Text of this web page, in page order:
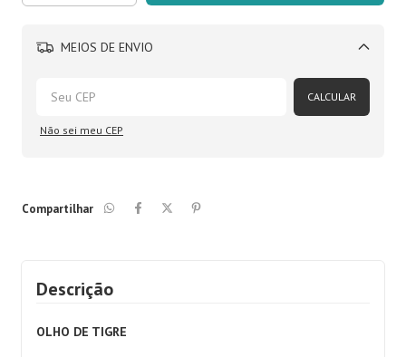
MEIOS DE ENVIO
Alterar CEP
CALCULAR
Não sei meu CEP
Compartilhar
Descrição
OLHO DE TIGRE